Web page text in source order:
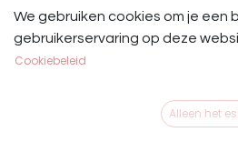
Roeckl Handschoenen
Swarovski
We gebruiken cookies om je een
gebruikerservaring op deze
Cookiebeleid
Alleen het